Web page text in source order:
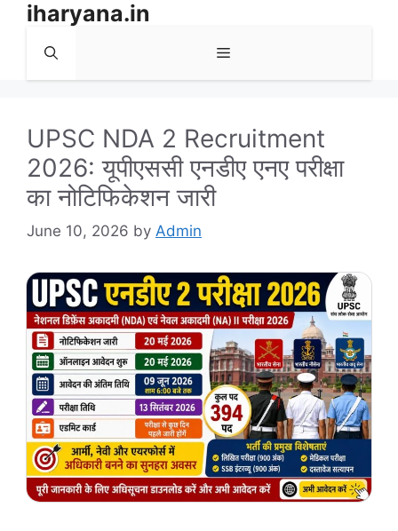
Skip
content
iharyana.in
Menu
UPSC NDA 2 Recruitment
2026: यूपीएससी एनडीए एनए परीक्षा
का नोटिफिकेशन जारी
June 10, 2026 by Admin